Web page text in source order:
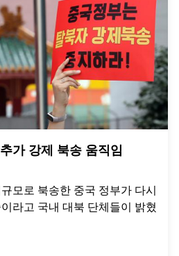
가 강제 북송 움직임
모로 북송한 중국 정부가 다시
라고 국내 대북 단체들이 밝혔